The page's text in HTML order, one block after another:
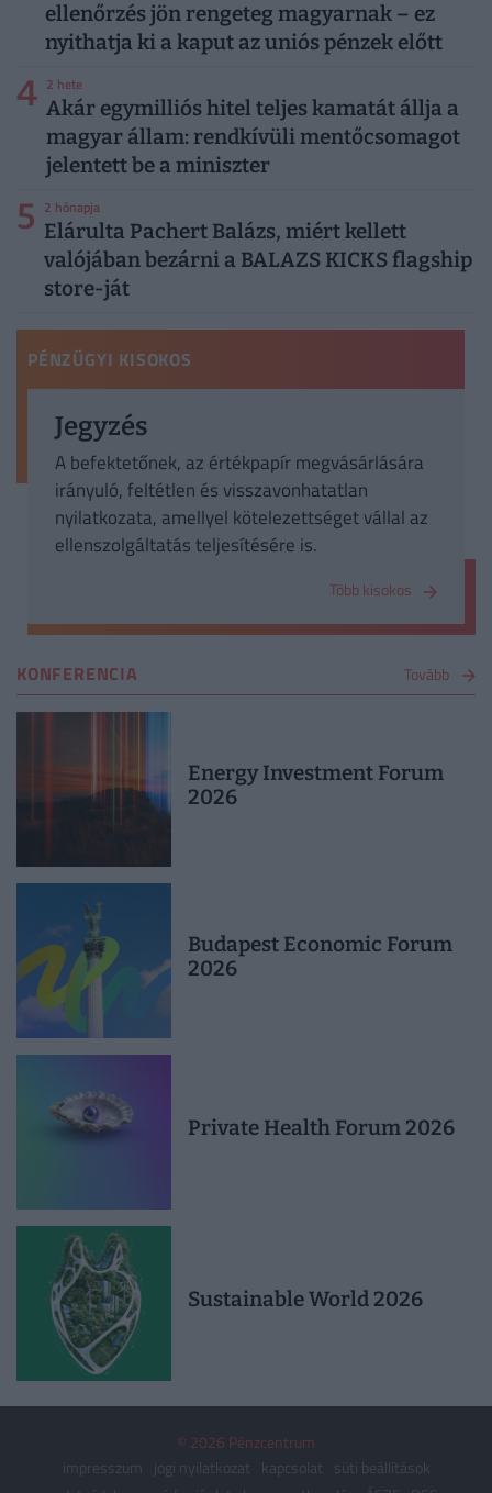
ellenőrzés jön rengeteg magyarnak – ez
nyithatja ki a kaput az uniós pénzek előtt
4 2 hete
Akár egymilliós hitel teljes kamatát állja a
magyar állam: rendkívüli mentőcsomagot
jelentett be a miniszter
5 2 hónapja
Elárulta Pachert Balázs, miért kellett
valójában bezárni a BALAZS KICKS flagship
store-ját
PÉNZÜGYI KISOKOS
Jegyzés
A befektetőnek, az értékpapír megvásárlására
irányuló, feltétlen és visszavonhatatlan
nyilatkozata, amellyel kötelezettséget vállal az
ellenszolgáltatás teljesítésére is.
Több kisokos
KONFERENCIA Tovább
Energy Investment Forum
2026
Budapest Economic Forum
2026
Private Health Forum 2026
Sustainable World 2026
© 2026 Pénzcentrum
impresszum
jogi nyilatkozat kapcsolat
süti beállítások